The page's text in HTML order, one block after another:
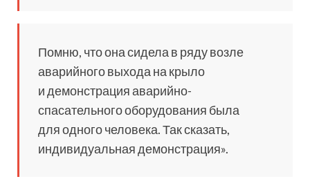
Помню, что она сидела в ряду возле
аварийного выхода на крыло
и демонстрация аварийно-
спасательного оборудования была
для одного человека. Так сказать,
индивидуальная демонстрация».